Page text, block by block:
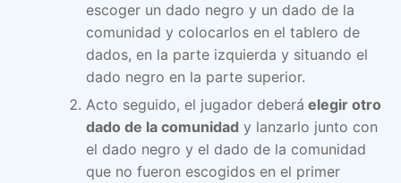
escoger un dado negro y un dado de la
comunidad y colocarlos en el tablero de
dados, en la parte izquierda y situando el
dado negro en la parte superior.
Acto seguido, el jugador deberá elegir otro
dado de la comunidad y lanzarlo junto con
el dado negro y el dado de la comunidad
que no fueron escogidos en el primer